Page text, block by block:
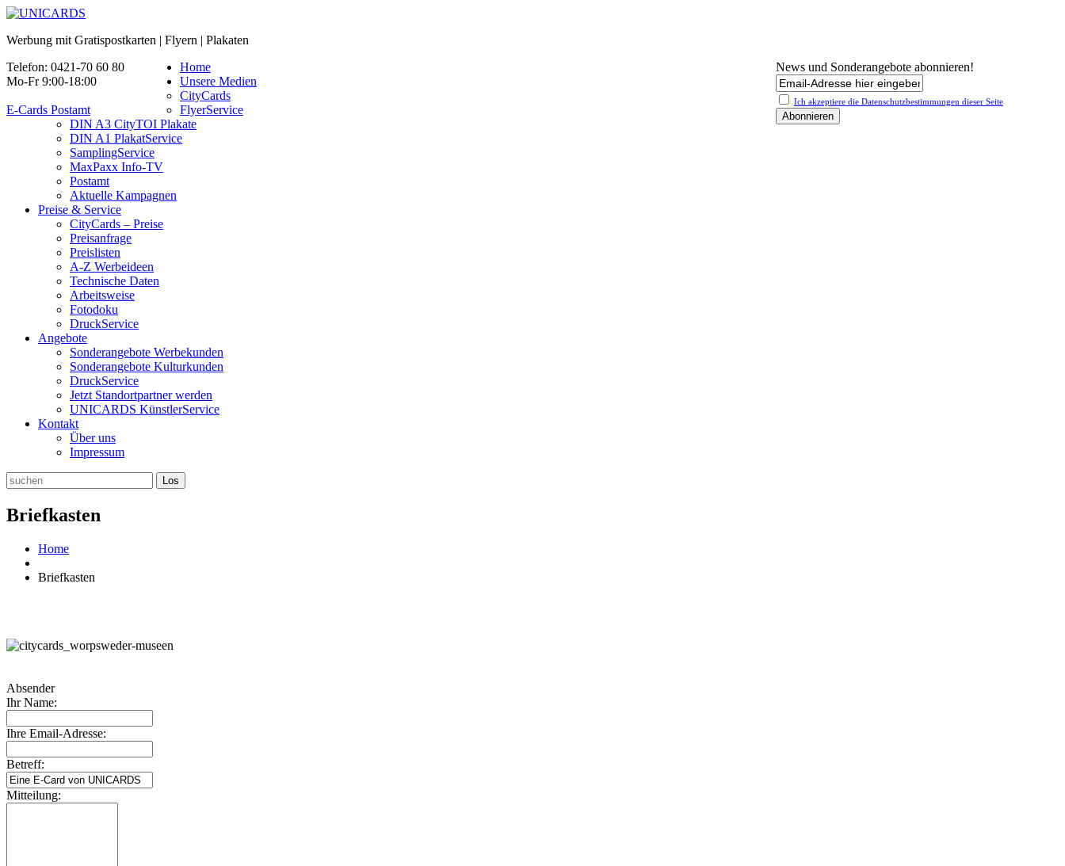
Werbung mit Gratispostkarten | Flyern | Plakaten
Telefon: 0421-70 60 80
Mo-Fr 9:00-18:00
E-Cards Postamt
News und Sonderangebote abonnieren!
Ich akzeptiere die Datenschutz­bestimmungen dieser Seite
Home
Unsere Medien
CityCards
FlyerService
DIN A3 CityTOI Plakate
DIN A1 PlakatService
SamplingService
MaxPaxx Info-TV
Postamt
Aktuelle Kampagnen
Preise & Service
CityCards – Preise
Preisanfrage
Preislisten
A-Z Werbeideen
Technische Daten
Arbeitsweise
Fotodoku
DruckService
Angebote
Sonderangebote Werbekunden
Sonderangebote Kulturkunden
DruckService
Jetzt Standortpartner werden
UNICARDS KünstlerService
Kontakt
Über uns
Impressum
Briefkasten
Home
Briefkasten
Absender
Ihr Name:
Ihre Email-Adresse:
Betreff:
Mitteilung: